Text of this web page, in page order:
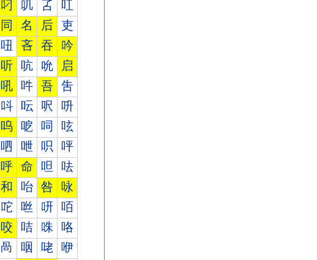
叼 叽 叾 叿
同 名 后 吏
吜 吝 吞 吟
听 吭 吮 启
吼 吽 吾 吿
呌 呍 呎 呏
呜 呝 呞 呟
呬 呭 呮 呯
呼 命 呾 呿
和 咍 咎 咏
咜 咝 咞 咟
咬 咭 咮 咯
咼 咽 咾 咿